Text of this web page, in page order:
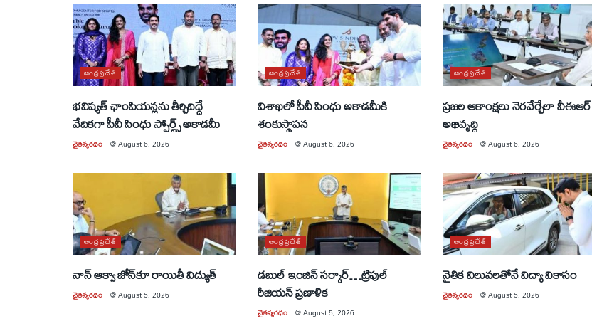
ఆంధ్రప్రదేశ్
భవిష్యత్ ఛాంపియన్లను తీర్చిదిద్దే
వేదికగా పీవీ సింధు స్పోర్ట్స్ అకాడమీ
చైతన్యరధం @August 6, 2026
ఆంధ్రప్రదేశ్
విశాఖలో పీవీ సింధు అకాడమీకి
శంకుస్థాపన
చైతన్యరధం @August 6, 2026
ఆంధ్రప్రదేశ్
ప్రజల ఆకాంక్షలు నెరవేర్చేలా వీఈఆర్
అభివృద్ధి
చైతన్యరధం @August 6, 2026
ఆంధ్రప్రదేశ్
నాన్ ఆక్వా జోన్‌కూ రాయితీ విద్యుత్
చైతన్యరధం @August 5, 2026
ఆంధ్రప్రదేశ్
డబుల్ ఇంజిన్ సర్కార్…ట్రిపుల్
రీజియన్ ప్రణాళిక
చైతన్యరధం @August 5, 2026
ఆంధ్రప్రదేశ్
నైతిక విలువలతోనే విద్యా వికాసం
చైతన్యరధం @August 5, 2026